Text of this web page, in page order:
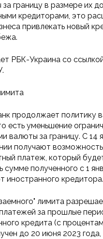
границу в размере их
кредиторами, это
привлекать новый
РБК-Украина со
продолжает политику
есть уменьшение
валюты за границу. С 14
получают
платеж, который
сумме полученного с 1
иностранного кредитора.
лимита
за прошлые
кредита (с
до 20 июня 2023